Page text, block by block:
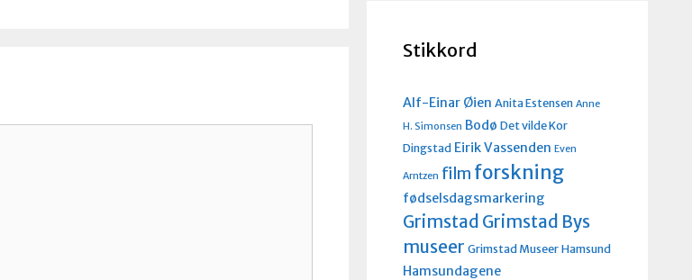
Stikkord
Alf-Einar Øien Anita Estensen Anne
H. Simonsen Bodø Det vilde Kor
Dingstad Eirik Vassenden Even
Arntzen film forskning
fødselsdagsmarkering
Grimstad Grimstad Bys
museer Grimstad Museer Hamsund
Hamsundagene